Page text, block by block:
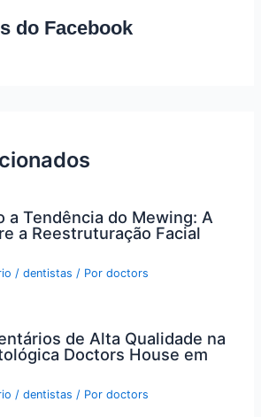
do Facebook
a Tendência do Mewing: A
a Reestruturação Facial
/dentistas / Pordoctors
de Alta Qualidade na
Doctors House em
/dentistas / Pordoctors